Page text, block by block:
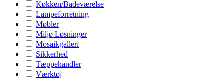
Køkken/Badeværelse
Lampeforretning
Møbler
Miljø Løsninger
Mosaikgalleri
Sikkerhed
Tæppehandler
Værktøj